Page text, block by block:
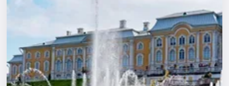
Экскурсии
События